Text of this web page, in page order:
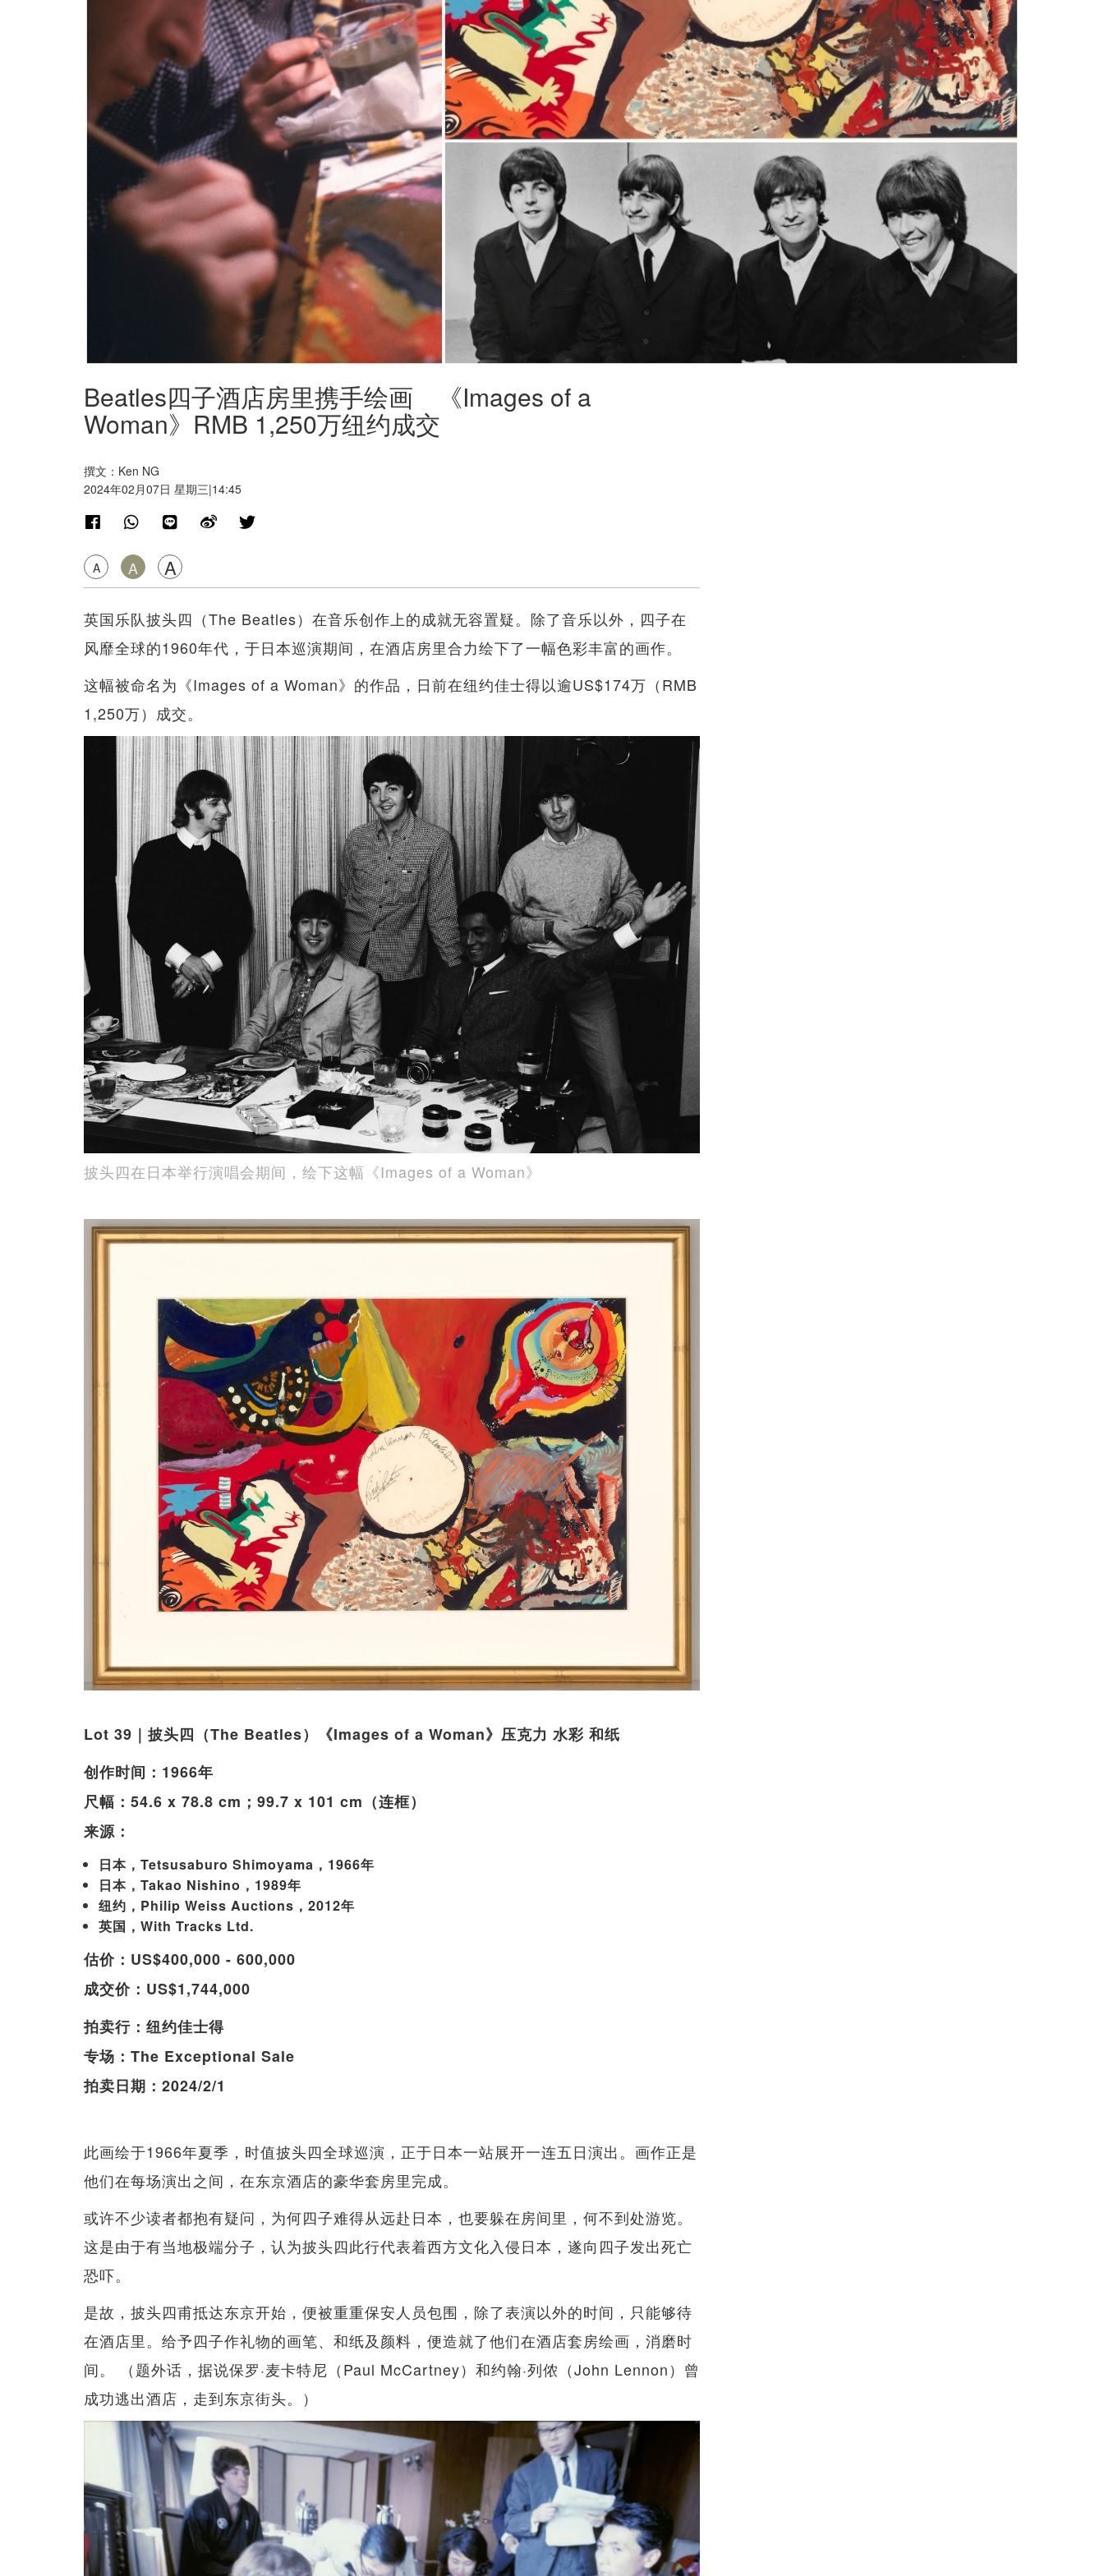
Beatles四子酒店房里携手绘画 《Images of a
Woman》RMB 1,250万纽约成交
撰文：Ken NG
2024年02月07日 星期三|14:45
A A A
英国乐队披头四（The Beatles）在音乐创作上的成就无容置疑。除了音乐以外，四子在
风靡全球的1960年代，于日本巡演期间，在酒店房里合力绘下了一幅色彩丰富的画作。
这幅被命名为《Images of a Woman》的作品，日前在纽约佳士得以逾US$174万（RMB
1,250万）成交。
披头四在日本举行演唱会期间，绘下这幅《Images of a Woman》
Lot 39｜披头四（The Beatles）《Images of a Woman》压克力 水彩 和纸
创作时间：1966年
尺幅：54.6 x 78.8 cm；99.7 x 101 cm（连框）
来源：
日本，Tetsusaburo Shimoyama，1966年
日本，Takao Nishino，1989年
纽约，Philip Weiss Auctions，2012年
英国，With Tracks Ltd.
估价：US$400,000 - 600,000
成交价：US$1,744,000
拍卖行：纽约佳士得
专场：The Exceptional Sale
拍卖日期：2024/2/1
此画绘于1966年夏季，时值披头四全球巡演，正于日本一站展开一连五日演出。画作正是
他们在每场演出之间，在东京酒店的豪华套房里完成。
或许不少读者都抱有疑问，为何四子难得从远赴日本，也要躲在房间里，何不到处游览。
这是由于有当地极端分子，认为披头四此行代表着西方文化入侵日本，遂向四子发出死亡
恐吓。
是故，披头四甫抵达东京开始，便被重重保安人员包围，除了表演以外的时间，只能够待
在酒店里。给予四子作礼物的画笔、和纸及颜料，便造就了他们在酒店套房绘画，消磨时
间。 （题外话，据说保罗·麦卡特尼（Paul McCartney）和约翰·列侬（John Lennon）曾
成功逃出酒店，走到东京街头。）